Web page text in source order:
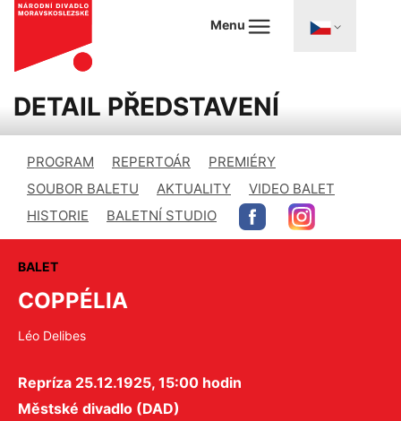
Menu
DETAIL PŘEDSTAVENÍ
PROGRAM REPERTOÁR
PREMIÉRY
SOUBOR BALETU
AKTUALITY
VIDEO BALET
HISTORIE
BALETNÍ STUDIO
BALET
COPPÉLIA
Léo Delibes
Repríza 25.12.1925, 15:00 hodin
Městské divadlo (DAD)